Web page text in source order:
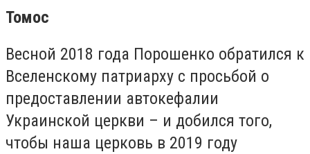
Томос
Весной 2018 года Порошенко обратился к
Вселенскому патриарху с просьбой о
предоставлении автокефалии
Украинской церкви – и добился того,
чтобы наша церковь в 2019 году